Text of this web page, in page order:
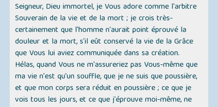
Seigneur, Dieu immortel, je Vous adore comme l'arbitre
Souverain de la vie et de la mort ; je crois très-
certainement que l'homme n'aurait point éprouvé la
douleur et la mort, s'il eût conservé la vie de la Grâce
que Vous lui aviez communiquée dans sa création.
Hélas, quand Vous ne m'assureriez pas Vous-même que
ma vie n'est qu'un souffle, que je ne suis que poussière,
et que mon corps sera réduit en poussière ; ce que je
vois tous les jours, et ce que j'éprouve moi-même, ne